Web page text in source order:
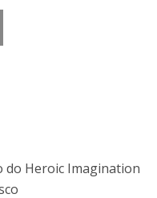
do Heroic Imagination